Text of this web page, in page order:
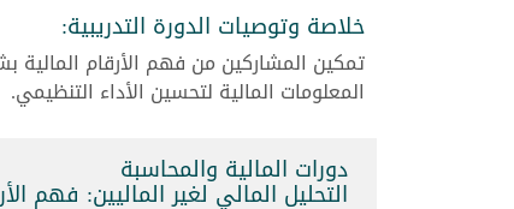
خلاصة وتوصيات الدورة التدريبية:
تمكين المشاركين من فهم الأرقام المالية
المعلومات المالية لتحسين الأداء التنظيمي.
دورات المالية والمحاسبة
التحليل المالي لغير الماليين: فهم الأرقام